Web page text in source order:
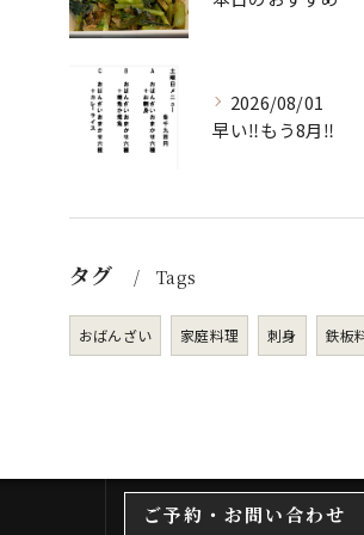
2026/08/01
早い‼️もう8月‼️
タグ Tags
おばんざい 家庭料理 刺身 鉄板
ご予約・お問い合わせ